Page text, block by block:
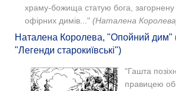
храму-божища статую бога,
офірних димів..." (Наталена
Наталена Королева, "Опойний дим"
"Легенди старокиївські")
"Гашта
правицею